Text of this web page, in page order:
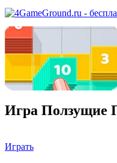
Игра Ползущие
Играть